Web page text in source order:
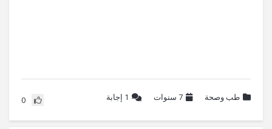
طب وصحة 7 سنوات 1 إجابة 0